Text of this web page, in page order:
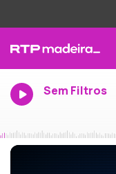
Sem Filtros